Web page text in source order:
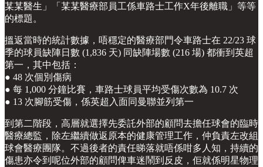
某某醫生」「某某醫療部員工係車路士工作X年後離職」等等
的標題。
搵返當時的統計數據，唔穩定的醫療部門令車路士在 22/23 球
季的球員缺陣日數 (1,836 天) 同缺陣場數 (216 場) 都衝到英超
第一，其中包括：
● 48 次個別傷病
● 每 1,000 分鐘比賽，車路士球員平均受傷次數為 10.7 次
● 13 次腳筋受傷，係英超入面同曼聯並列第一
到第二階段，高層就選擇先委託外部的顧問去擔任球會的臨時
醫療總監，除左繼續做返原本的健康管理工作，仲負責左改組
球會醫療團隊。不過後者的責任睇落就唔係咁多人知，持續的
傷患亦令到呢位外部的顧問俾車迷鬧到反皮，佢就係明星物理